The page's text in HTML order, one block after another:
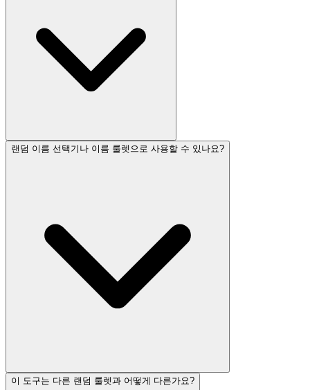
랜덤 이름 선택기나 이름 룰렛으로 사용할 수 있나요?
이 도구는 다른 랜덤 룰렛과 어떻게 다른가요?